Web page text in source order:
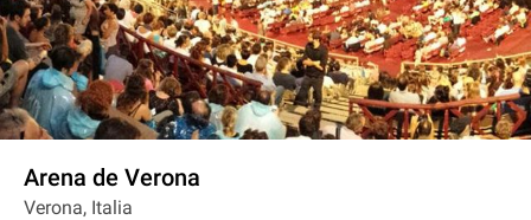
Arena de Verona
Verona, Italia